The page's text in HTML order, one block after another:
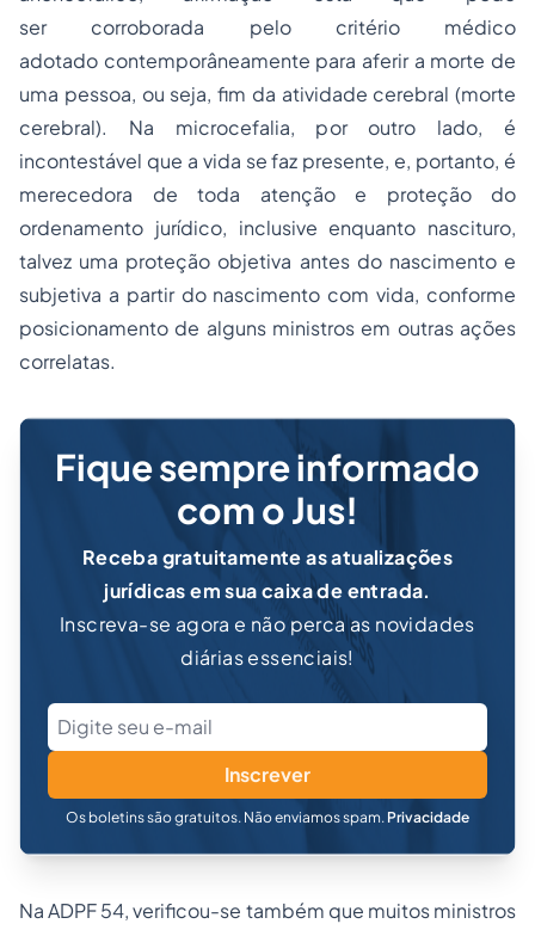
ser corroborada pelo critério médico
adotado contemporâneamente para aferir a morte de
uma pessoa, ou seja, fim da atividade cerebral (morte
cerebral). Na microcefalia, por outro lado, é
incontestável que a vida se faz presente, e, portanto, é
merecedora de toda atenção e proteção do
ordenamento jurídico, inclusive enquanto nascituro,
talvez uma proteção objetiva antes do nascimento e
subjetiva a partir do nascimento com vida, conforme
posicionamento de alguns ministros em outras ações
correlatas.
Fique sempre informado
com o Jus!
Receba gratuitamente as atualizações
jurídicas em sua caixa de entrada.
Inscreva-se agora e não perca as novidades
diárias essenciais!
Inscrever
Os boletins são gratuitos. Não enviamos spam. Privacidade
Na ADPF 54, verificou-se também que muitos ministros